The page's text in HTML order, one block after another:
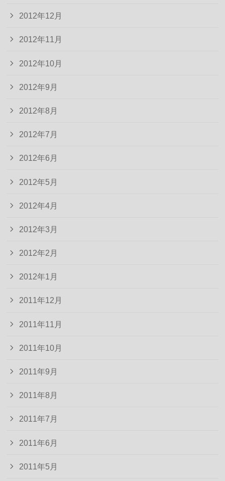
2012年12月
2012年11月
2012年10月
2012年9月
2012年8月
2012年7月
2012年6月
2012年5月
2012年4月
2012年3月
2012年2月
2012年1月
2011年12月
2011年11月
2011年10月
2011年9月
2011年8月
2011年7月
2011年6月
2011年5月